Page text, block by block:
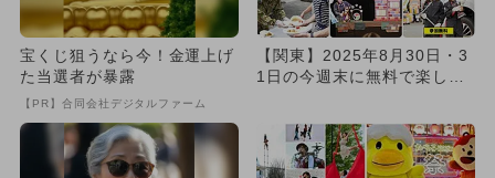
宝くじ狙うなら今！金運上げ
た当選者が暴露
【PR】合同会社デジタルファーム
【関東】2025年8月30日・3
1日の今週末に無料で楽しめ